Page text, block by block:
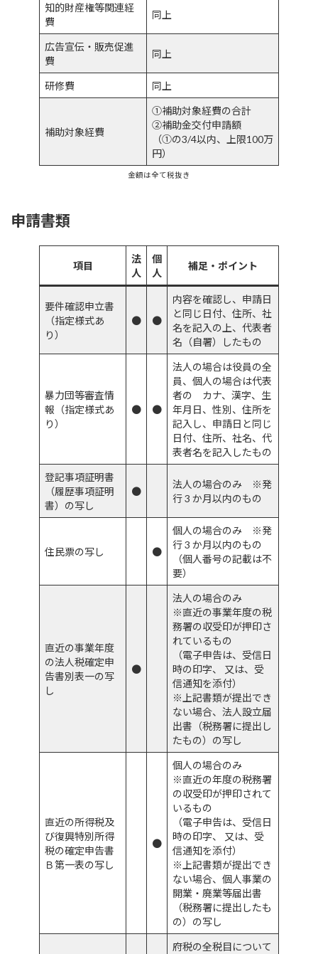
知的財産権等関連経
費
同上
広告宣伝・販売促進
費
同上
研修費 同上
補助対象経費
①補助対象経費の合計
②補助金交付申請額
（①の3/4以内、上限100万
円）
金額は全て税抜き
申請書類
項目
法
人
個
人
補足・ポイント
要件確認申立書
（指定様式あ
り）
● ●
内容を確認し、申請日
と同じ日付、住所、社
名を記入の上、代表者
名（自署）したもの
暴力団等審査情
報（指定様式あ
り）
● ●
法人の場合は役員の全
員、個人の場合は代表
者の カナ、漢字、生
年月日、性別、住所を
記入し、申請日と同じ
日付、住所、社名、代
表者名を記入したもの
登記事項証明書
（履歴事項証明
書）の写し
●
法人の場合のみ ※発
行 3 か月以内のもの
住民票の写し ●
個人の場合のみ ※発
行 3 か月以内のもの
（個人番号の記載は不
要）
直近の事業年度
の法人税確定申
告書別表一の写
し
●
法人の場合のみ
※直近の事業年度の税
務署の収受印が押印さ
れているもの
（電子申告は、受信日
時の印字、 又は、受
信通知を添付）
※上記書類が提出でき
ない場合、法人設立届
出書（税務署に提出し
たもの）の写し
直近の所得税及
び復興特別所得
税の確定申告書
Ｂ第一表の写し
●
個人の場合のみ
※直近の年度の税務署
の収受印が押印されて
いるもの
（電子申告は、受信日
時の印字、 又は、受
信通知を添付）
※上記書類が提出でき
ない場合、個人事業の
開業・廃業等届出書
（税務署に提出したも
の）の写し
府税の全税目について